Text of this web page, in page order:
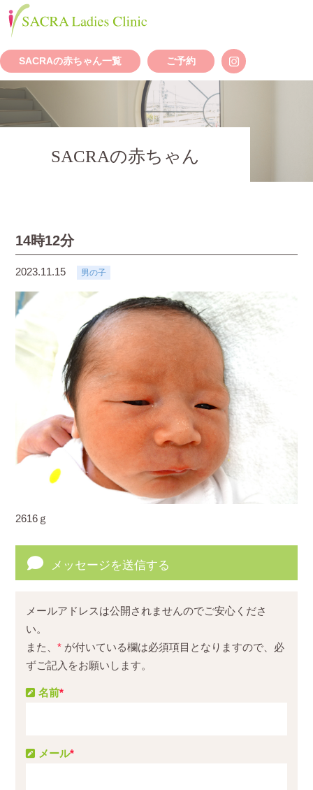
SACRAの赤ちゃん一覧 ご予約
SACRAの赤ちゃん
14時12分
2023.11.15 男の子
2616ｇ
メッセージを送信する
メールアドレスは公開されませんのでご安心くださ
い。
また、* が付いている欄は必須項目となりますので、必
ずご記入をお願いします。
名前*
メール*